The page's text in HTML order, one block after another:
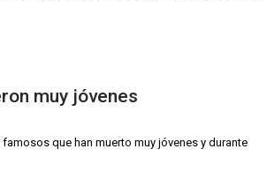
muy jóvenes
que han muerto muy jóvenes y durante